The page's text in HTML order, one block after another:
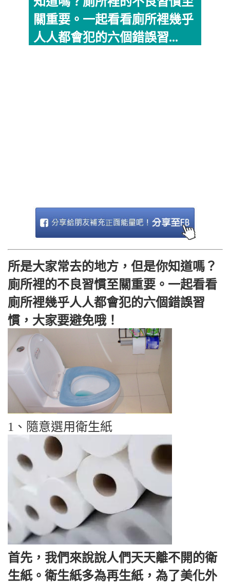
關重要。一起看看廁所裡幾乎
人人都會犯的六個錯誤習...
所是大家常去的地方，但是你知道嗎？
廁所裡的不良習慣至關重要。一起看看
廁所裡幾乎人人都會犯的六個錯誤習
慣，大家要避免哦！
1、隨意選用衛生紙
首先，我們來說說人們天天離不開的衛
生紙。衛生紙多為再生紙，為了美化外